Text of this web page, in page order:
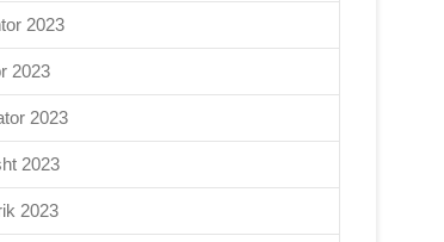
2023
2023
2023
2023
2023